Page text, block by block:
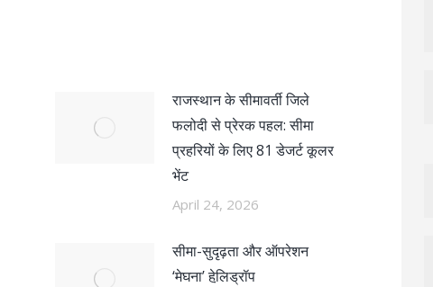
राजस्थान के सीमावर्ती जिले
फलोदी से प्रेरक पहल: सीमा
प्रहरियों के लिए 81 डेजर्ट कूलर
भेंट
April 24, 2026
सीमा-सुदृढ़ता और ऑपरेशन
‘मेघना’ हेलि़ड्रॉप